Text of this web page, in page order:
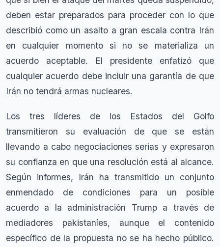
deben estar preparados para proceder con lo que
describió como un asalto a gran escala contra Irán
en cualquier momento si no se materializa un
acuerdo aceptable. El presidente enfatizó que
cualquier acuerdo debe incluir una garantía de que
Irán no tendrá armas nucleares.
Los tres líderes de los Estados del Golfo
transmitieron su evaluación de que se están
llevando a cabo negociaciones serias y expresaron
su confianza en que una resolución está al alcance.
Según informes, Irán ha transmitido un conjunto
enmendado de condiciones para un posible
acuerdo a la administración Trump a través de
mediadores pakistaníes, aunque el contenido
específico de la propuesta no se ha hecho público.